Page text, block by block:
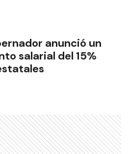
anunció un
salarial del 15%